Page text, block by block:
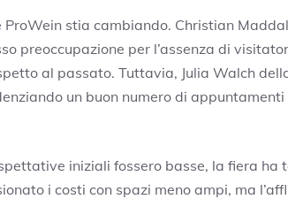
stia cambiando. Christian
preoccupazione per l’assenza di
al passato. Tuttavia, Julia Walch
un buon numero di appuntamenti
iniziali fossero basse, la fiera ha
i costi con spazi meno ampi, ma